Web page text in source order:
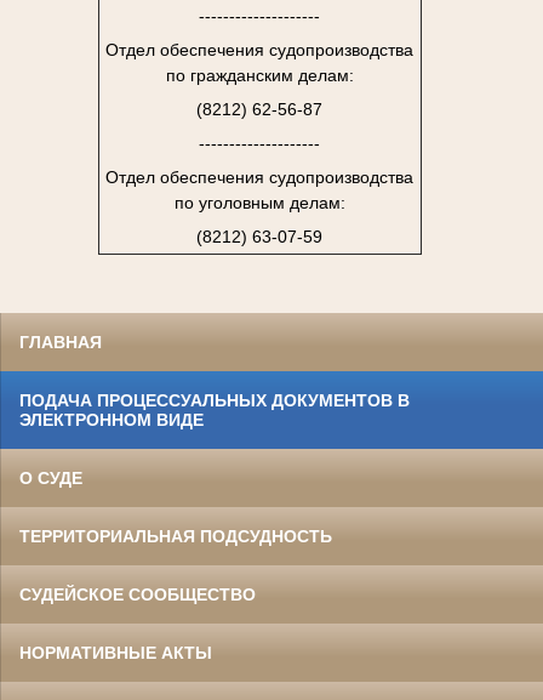
--------------------
Отдел обеспечения судопроизводства
по гражданским делам:
(8212) 62-56-87
--------------------
Отдел обеспечения судопроизводства
по уголовным делам:
(8212) 63-07-59
ГЛАВНАЯ
ПОДАЧА ПРОЦЕССУАЛЬНЫХ ДОКУМЕНТОВ В
ЭЛЕКТРОННОМ ВИДЕ
О СУДЕ
ТЕРРИТОРИАЛЬНАЯ ПОДСУДНОСТЬ
СУДЕЙСКОЕ СООБЩЕСТВО
НОРМАТИВНЫЕ АКТЫ